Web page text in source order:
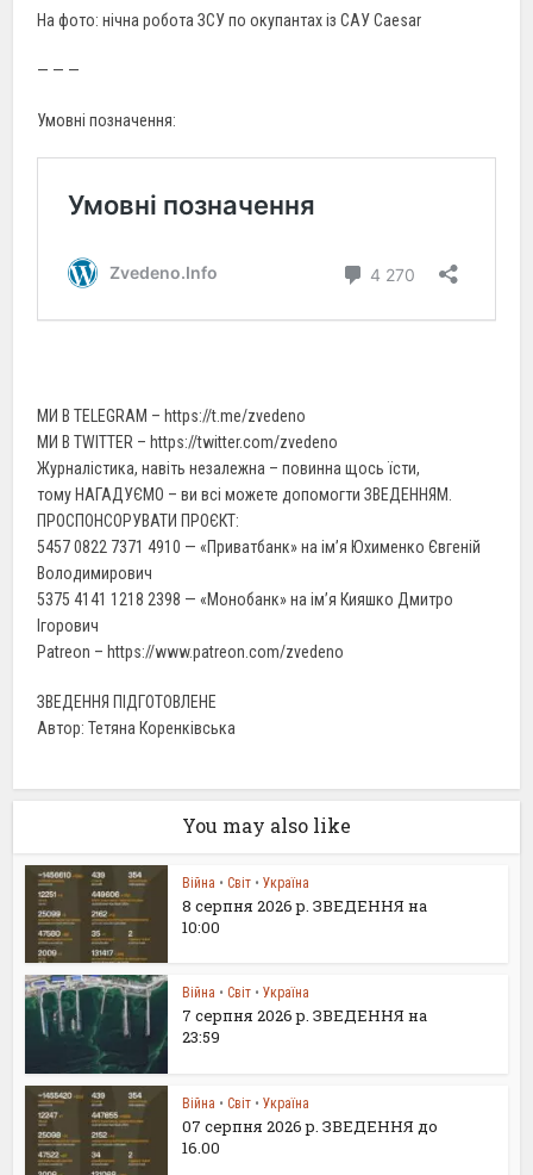
На фото: нічна робота ЗСУ по окупантах із САУ Caesar
— — —
Умовні позначення:
МИ В TELEGRAM – https://t.me/zvedeno
МИ В TWITTER – https://twitter.com/zvedeno
Журналістика, навіть незалежна – повинна щось їсти,
тому НАГАДУЄМО – ви всі можете допомогти ЗВЕДЕННЯМ.
ПРОСПОНСОРУВАТИ ПРОЄКТ:
5457 0822 7371 4910 — «Приватбанк» на ім’я Юхименко Євгеній
Володимирович
5375 4141 1218 2398 — «Монобанк» на ім’я Кияшко Дмитро
Ігорович
Patreon – https://www.patreon.com/zvedeno
ЗВЕДЕННЯ ПІДГОТОВЛЕНЕ
Автор: Тетяна Коренківська
You may also like
Війна • Світ • Україна
8 серпня 2026 р. ЗВЕДЕННЯ на
10:00
Війна • Світ • Україна
7 серпня 2026 р. ЗВЕДЕННЯ на
23:59
Війна • Світ • Україна
07 серпня 2026 р. ЗВЕДЕННЯ до
16.00